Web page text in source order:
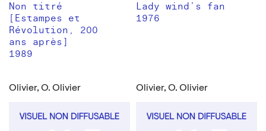
Non titré
[Estampes et
Révolution, 200
ans après]
1989
Lady wind’s fan
1976
Olivier, O. Olivier Olivier, O. Olivier